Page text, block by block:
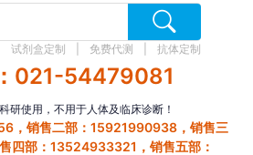
试剂盒定制 免费代测 抗体定制
021-54479081
研使用，不用于人体及临床诊断！
，销售二部：15921990938，销售三
四部：13524933321，销售五部：